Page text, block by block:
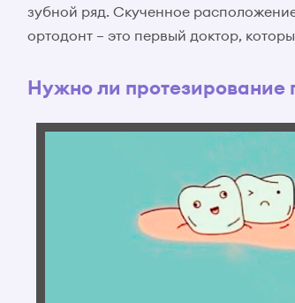
зубной ряд. Скученное
ортодонт – это первый доктор,
Нужно ли протезирование